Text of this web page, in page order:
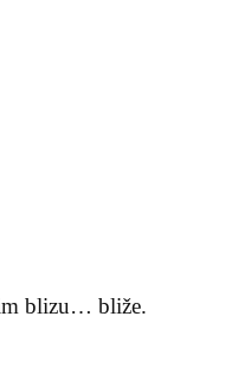
blizu… bliže.